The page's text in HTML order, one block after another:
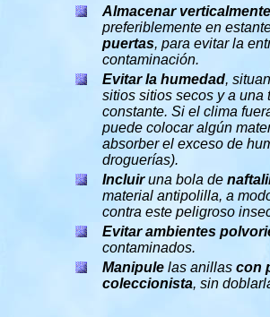
Almacenar verticalmente
preferiblemente en
puertas, para evitar la
contaminación.
Evitar la humedad,
sitios sitios secos y a una
constante. Si el clima
puede colocar algún
absorber el exceso de
droguerías).
Incluiruna bola de
material antipolilla, a
contra este peligroso
Evitar ambientes
contaminados.
Manipule las anillas con
coleccionista, sin